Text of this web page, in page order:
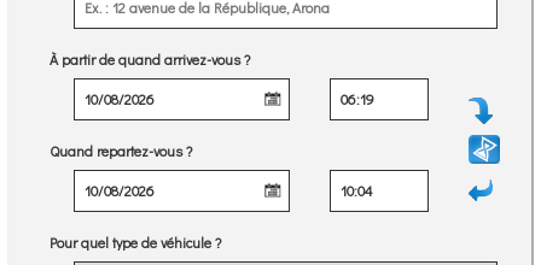
À partir de quand arrivez-vous ?
Quand repartez-vous ?
Pour quel type de véhicule ?